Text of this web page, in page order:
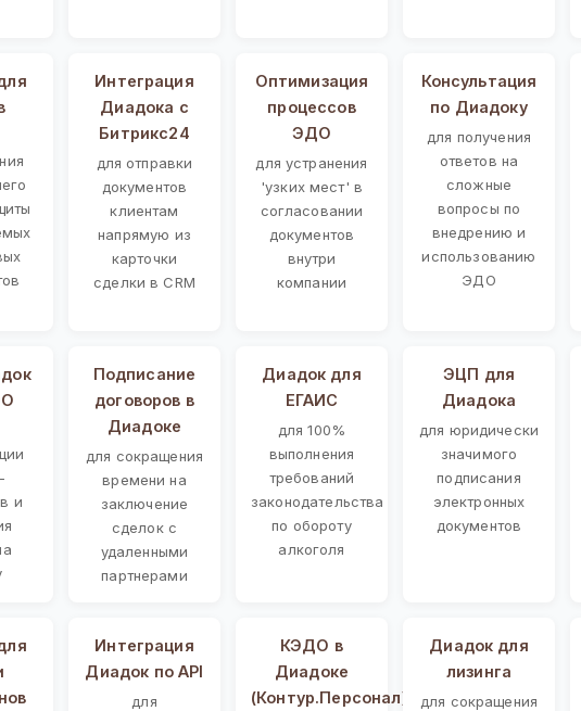
Интеграция
Диадока с
Битрикс24
для отправки
документов
клиентам
напрямую из
карточки
сделки в CRM
Оптимизация
процессов
ЭДО
для устранения
'узких мест' в
согласовании
документов
внутри
компании
Консультация
по Диадоку
для получения
ответов на
сложные
вопросы по
внедрению и
использованию
ЭДО
и
Подписание
договоров в
Диадоке
для сокращения
времени на
заключение
сделок с
удаленными
партнерами
Диадок для
ЕГАИС
для 100%
выполнения
требований
законодательства
по обороту
алкоголя
ЭЦП для
Диадока
для юридически
значимого
подписания
электронных
документов
Интеграция
Диадок по API
для
КЭДО в
Диадоке
(Контур.Персонал)
Диадок для
лизинга
для сокращения